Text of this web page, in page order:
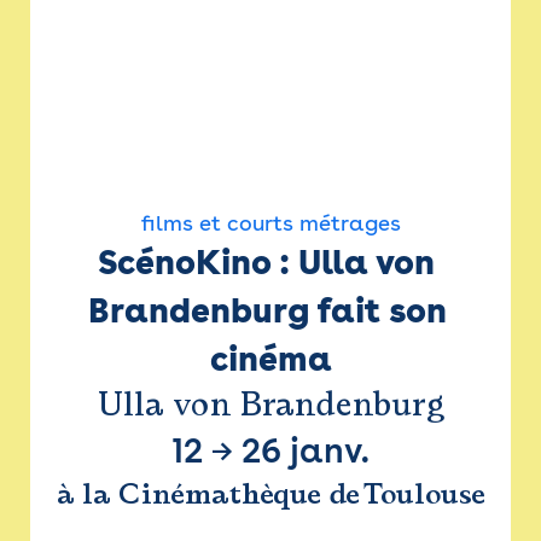
films et courts métrages
ScénoKino : Ulla von
Brandenburg fait son
cinéma
Ulla von Brandenburg
12 → 26 janv.
à la Cinémathèque de Toulouse